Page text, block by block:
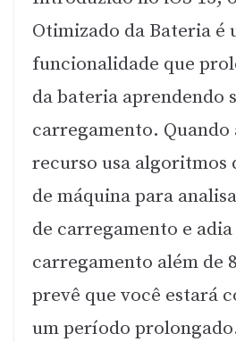
Otimizado da Bateria é
funcionalidade que
da bateria aprendendo
carregamento. Quando
recurso usa algoritmos
de máquina para
de carregamento e adia
carregamento além de
prevê que você estará
um período